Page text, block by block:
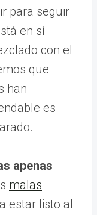
para seguir
en sí
con el
que
han
es
apenas
malas
estar listo al